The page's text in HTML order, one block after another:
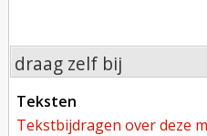
draag zelf bij
teksten
tekstbijdragen over deze